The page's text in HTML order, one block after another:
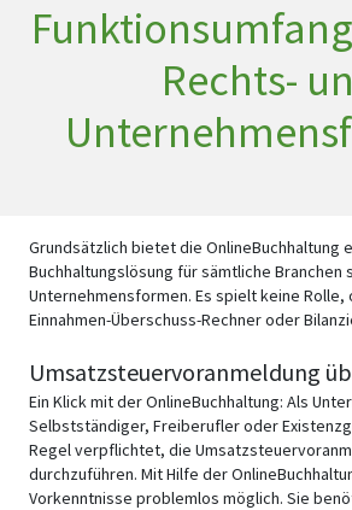
Rechts-
Grundsätzlich bietet die OnlineBuchhaltung
Buchhaltungslösung für sämtliche Branchen
Unternehmensformen. Es spielt keine Rolle,
Einnahmen-Überschuss-Rechner oder
Umsatzsteuervoranmeldung
Ein Klick mit der OnlineBuchhaltung: Als
Selbstständiger, Freiberufler oder
Regel verpflichtet, die
durchzuführen. Mit Hilfe der
Vorkenntnisse problemlos möglich. Sie